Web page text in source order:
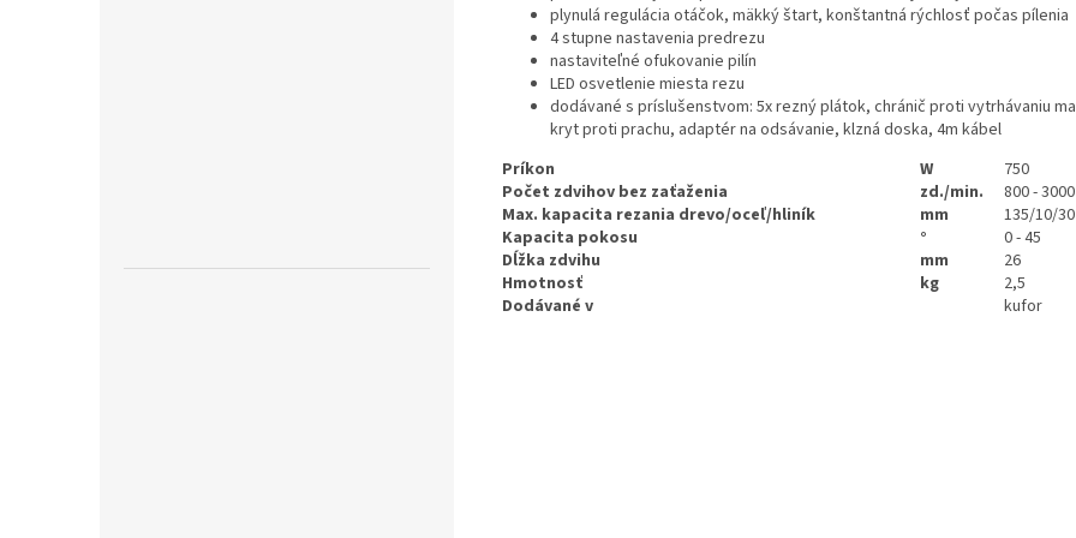
plynulá regulácia otáčok, mäkký štart, konštantná rýchlosť počas pílenia
4 stupne nastavenia predrezu
nastaviteľné ofukovanie pilín
LED osvetlenie miesta rezu
dodávané s príslušenstvom: 5x rezný plátok, chránič proti vytrhávaniu
kryt proti prachu, adaptér na odsávanie, klzná doska, 4m kábel
Príkon
W
750
Počet zdvihov bez zaťaženia
zd./min.
800 - 3000
Max. kapacita rezania drevo/oceľ/hliník
mm
135/10/30
Kapacita pokosu
°
0 - 45
Dĺžka zdvihu
mm
26
Hmotnosť
kg
2,5
Dodávané v
kufor